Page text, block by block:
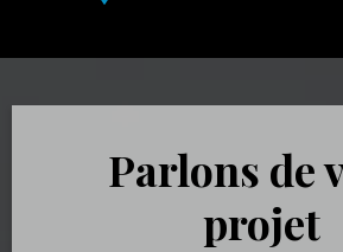
Parlons de
projet